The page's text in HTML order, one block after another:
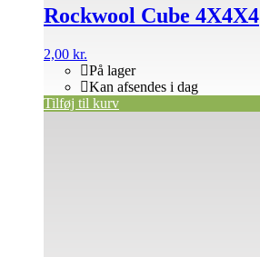
Rockwool Cube 4X4X4
2,00 kr.
På lager
Kan afsendes i dag
Tilføj til kurv